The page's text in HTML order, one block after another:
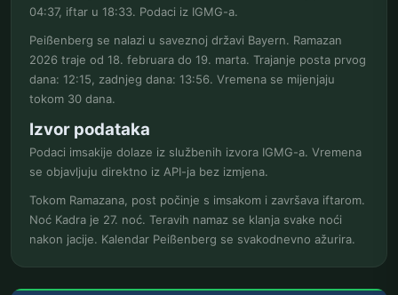
04:37, iftar u 18:33. Podaci iz IGMG-a.
Peißenberg se nalazi u saveznoj državi Bayern. Ramazan
2026 traje od 18. februara do 19. marta. Trajanje posta prvog
dana: 12:15, zadnjeg dana: 13:56. Vremena se mijenjaju
tokom 30 dana.
Izvor podataka
Podaci imsakije dolaze iz službenih izvora IGMG-a. Vremena
se objavljuju direktno iz API-ja bez izmjena.
Tokom Ramazana, post počinje s imsakom i završava iftarom.
Noć Kadra je 27. noć. Teravih namaz se klanja svake noći
nakon jacije. Kalendar Peißenberg se svakodnevno ažurira.